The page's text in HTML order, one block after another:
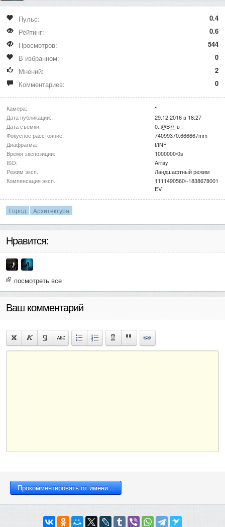
Пульс:
0.4
Рейтинг:
0.6
Просмотров:
544
В избранном:
0
Мнений:
2
Комментариев:
0
Камера:
*
Дата публикации:
29.12.2016 в 18:27
Дата съёмки:
0..@B в :
Фокусное расстояние:
74099370.666667mm
Диафрагма:
f/INF
Время экспозиции:
1000000/0s
ISO:
Array
Режим эксп.:
Ландшафтный режим
Компенсация эксп.:
1111490560/-1838678001
EV
Город Архитектура
Нравится:
посмотреть все
Ваш комментарий